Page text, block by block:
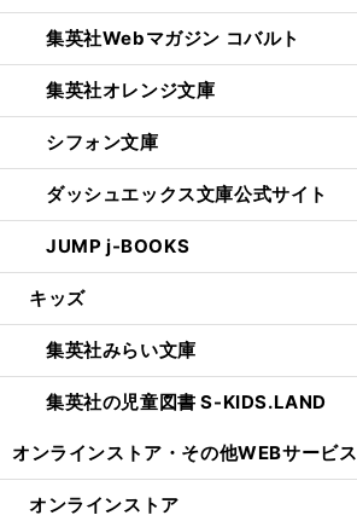
集英社Webマガジン コバルト
集英社オレンジ文庫
シフォン文庫
ダッシュエックス文庫公式サイト
JUMP j-BOOKS
キッズ
集英社みらい文庫
集英社の児童図書 S-KIDS.LAND
オンラインストア・ その他WEBサービス
オンラインストア